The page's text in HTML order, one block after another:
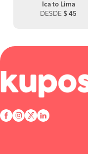
Ica to Lima
DESDE $ 45